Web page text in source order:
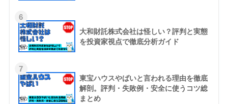
6
大和財託株式会社は怪しい？評判と実態
を投資家視点で徹底分析ガイド
7
東宝ハウスやばいと言われる理由を徹底
解剖。評判・失敗例・安全に使うコツ総
まとめ